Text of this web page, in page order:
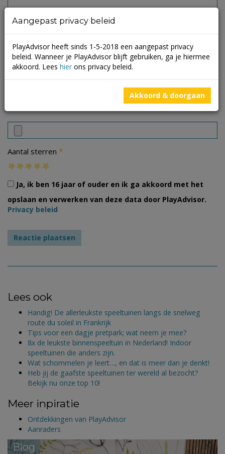
Aantal sterren *
Ja, ik ben 16 jaar of ouder en ik ga akkoord met het
opslaan en verwerken van deze data door PlayAdvisor.
Privacy beleid
Lees ook
Handig! De allerleukste speeltuinen langs de snelweg
route du soleil in Frankrijk
Tips voor een dagje pretpark; wat neem je mee?
8x de leukste binnenspeeltuin in Nederland! Indoor
speeltuinen die anders zijn.
Wat schommelen je leert…, en dat is meer dan je denkt!
Heb jij de gaafste speeltuinen ter wereld al bezocht?
Bekijk nu onze top 10!
Meer inpiratie
Ontdekkingen van PlayAdvisor
Aanraders
Blog
Aangepast privacy beleid
PlayAdvisor heeft sinds 1-5-2018 een aangepast privacy
beleid. Wanneer je PlayAdvisor blijft gebruiken, ga je hiermee
akkoord. Lees hier ons privacy beleid.
Akkoord & doorgaan